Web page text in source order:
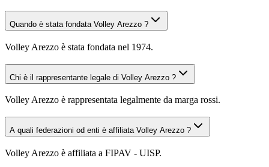
Quando è stata fondata Volley Arezzo ?
Volley Arezzo è stata fondata nel 1974.
Chi è il rappresentante legale di Volley Arezzo ?
Volley Arezzo è rappresentata legalmente da marga rossi.
A quali federazioni od enti è affiliata Volley Arezzo ?
Volley Arezzo è affiliata a FIPAV - UISP.